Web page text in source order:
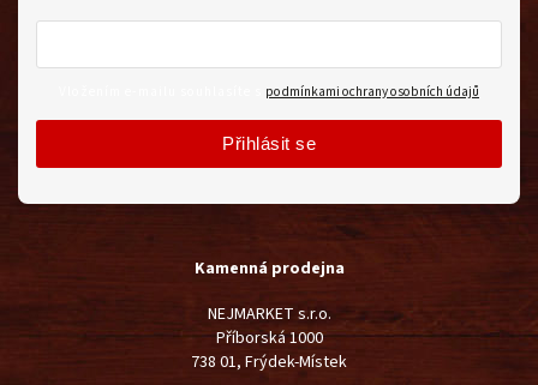
Kamenná prodejna
NEJMARKET s.r.o.
Příborská 1000
738 01, Frýdek-Místek
podmínkami ochrany osobních údajů
Přihlásit se